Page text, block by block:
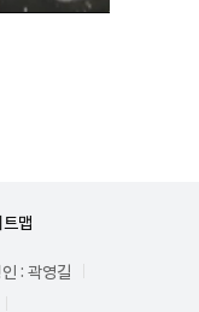
트맵
: 곽영길